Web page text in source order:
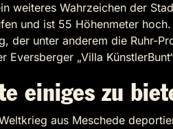
weiteres Wahrzeichen der
und ist 55 Höhenmeter
der unter anderem die Ruhr-
„Villa
einiges zu
aus Meschede